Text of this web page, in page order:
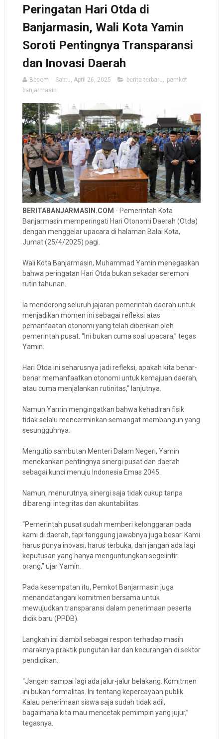
Peringatan Hari Otda di
Banjarmasin, Wali Kota Yamin
Soroti Pentingnya Transparansi
dan Inovasi Daerah
Bbcom Sabtu, April 26, 2025 berita terbaru, pemkot
banjarmasin
BERITABANJARMASIN.COM - Pemerintah Kota
Banjarmasin memperingati Hari Otonomi Daerah (Otda)
dengan menggelar upacara di halaman Balai Kota,
Jumat (25/4/2025) pagi.
Wali Kota Banjarmasin, Muhammad Yamin menegaskan
bahwa peringatan Hari Otda bukan sekadar seremoni
rutin tahunan.
Ia mendorong seluruh jajaran pemerintah daerah untuk
menjadikan momen ini sebagai refleksi atas
pemanfaatan otonomi yang telah diberikan oleh
pemerintah pusat. “Ini bukan cuma soal upacara,” tegas
Yamin.
Hari Otda ini seharusnya jadi refleksi, apakah kita benar-
benar memanfaatkan otonomi untuk kemajuan daerah,
atau cuma menjalankan rutinitas,” lanjutnya.
Namun Yamin mengingatkan bahwa kehadiran fisik
tidak selalu mencerminkan semangat membangun yang
sesungguhnya.
Mengutip sambutan Menteri Dalam Negeri, Yamin
menekankan pentingnya sinergi pusat dan daerah
sebagai kunci menuju Indonesia Emas 2045.
Namun, menurutnya, sinergi saja tidak cukup tanpa
dibarengi integritas dan akuntabilitas.
“Pemerintah pusat sudah memberi kelonggaran pada
kami di daerah, tapi tanggung jawabnya juga besar. Kami
harus punya inovasi, harus terbuka, dan jangan ada lagi
keputusan yang hanya menguntungkan segelintir
orang,” ujar Yamin.
Pada kesempatan itu, Pemkot Banjarmasin juga
menandatangani komitmen bersama untuk
mewujudkan transparansi dalam penerimaan peserta
didik baru (PPDB).
Langkah ini diambil sebagai respon terhadap masih
maraknya praktik pungutan liar dan kecurangan di sektor
pendidikan.
“Jangan sampai lagi ada jalur-jalur belakang. Komitmen
ini bukan formalitas. Ini tentang kepercayaan publik.
Kalau penerimaan siswa saja sudah tidak adil,
bagaimana kita mau mencetak pemimpin yang jujur,”
tegasnya.